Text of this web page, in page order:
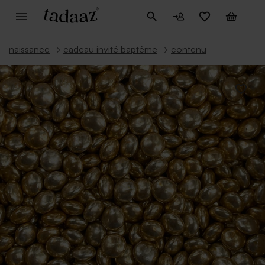
naissance → cadeau invité baptême → contenu